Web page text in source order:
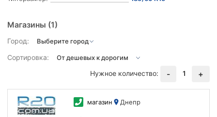
Магазины (1)
Город:
Сортировка:
Нужное количество:
- 1 +
магазин Днепр